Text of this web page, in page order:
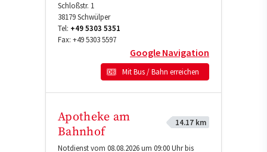
Schloßstr. 1
38179Schwülper
Tel: +49 5303 5351
Fax: +49 5303 5597
Google Navigation
Mit Bus / Bahn erreichen
Apotheke am
Bahnhof
14.17 km
Notdienst vom 08.08.2026 um 09:00 Uhr bis